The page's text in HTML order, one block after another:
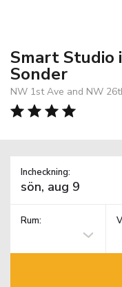
Smart Studio
Sonder
NW 1st Ave and NW
Incheckning:
Rum: